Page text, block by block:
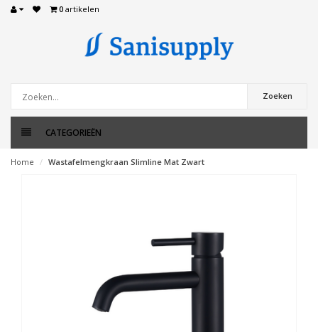
0 artikelen
Zoeken
CATEGORIEËN
Home Wastafelmengkraan Slimline Mat Zwart